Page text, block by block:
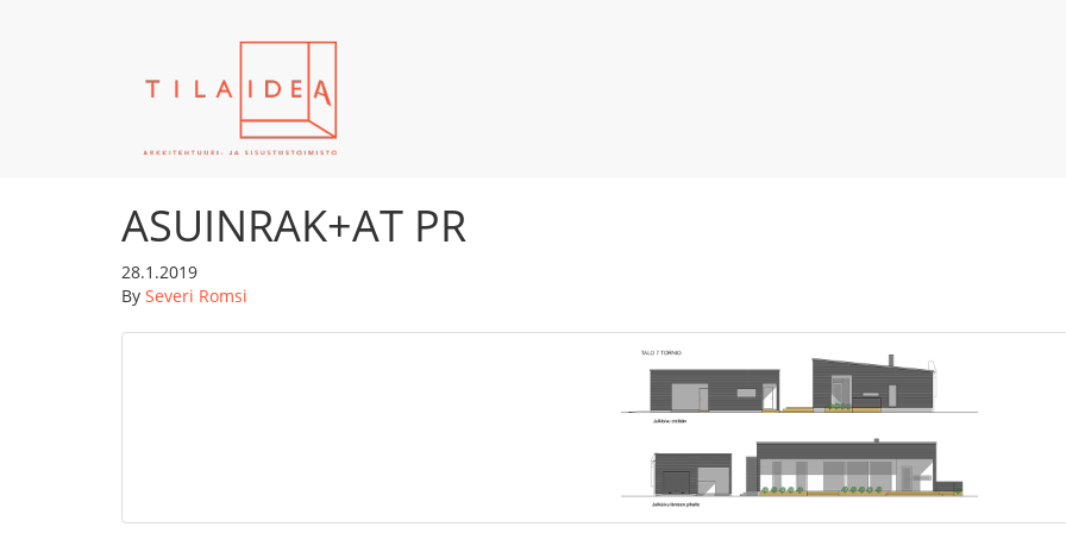
ASUINRAK+AT PR
28.1.2019
By Severi Romsi